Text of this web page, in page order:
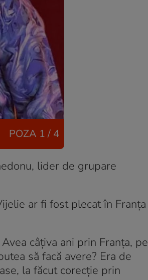
POZA 1 / 4
lider de grupare
ar fi fost plecat în Franța
câțiva ani prin Franța, pe
să facă avere? Era de
la făcut corecție prin